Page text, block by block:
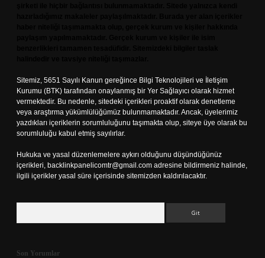
Sitemiz, 5651 Sayılı Kanun gereğince Bilgi Teknolojileri ve İletişim
Kurumu (BTK) tarafından onaylanmış bir Yer Sağlayıcı olarak hizmet
vermektedir. Bu nedenle, sitedeki içerikleri proaktif olarak denetleme
veya araştırma yükümlülüğümüz bulunmamaktadır. Ancak, üyelerimiz
yazdıkları içeriklerin sorumluluğunu taşımakta olup, siteye üye olarak bu
sorumluluğu kabul etmiş sayılırlar.
Hukuka ve yasal düzenlemelere aykırı olduğunu düşündüğünüz
içerikleri, backlinkpanelicomtr@gmail.com adresine bildirmeniz halinde,
ilgili içerikler yasal süre içerisinde sitemizden kaldırılacaktır.
Son Yorumlar